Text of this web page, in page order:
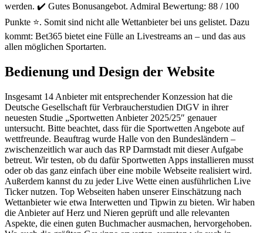
werden. ✔️ Gutes Bonusangebot. Admiral Bewertung: 88 / 100
Punkte ⭐️. Somit sind nicht alle Wettanbieter bei uns gelistet. Dazu
kommt: Bet365 bietet eine Fülle an Livestreams an – und das aus
allen möglichen Sportarten.
Bedienung und Design der Website
Insgesamt 14 Anbieter mit entsprechender Konzession hat die
Deutsche Gesellschaft für Verbraucherstudien DtGV in ihrer
neuesten Studie „Sportwetten Anbieter 2025/25″ genauer
untersucht. Bitte beachtet, dass für die Sportwetten Angebote auf
wettfreunde. Beauftrag wurde Halle von den Bundesländern –
zwischenzeitlich war auch das RP Darmstadt mit dieser Aufgabe
betreut. Wir testen, ob du dafür Sportwetten Apps installieren musst
oder ob das ganz einfach über eine mobile Webseite realisiert wird.
Außerdem kannst du zu jeder Live Wette einen ausführlichen Live
Ticker nutzen. Top Webseiten haben unserer Einschätzung nach
Wettanbieter wie etwa Interwetten und Tipwin zu bieten. Wir haben
die Anbieter auf Herz und Nieren geprüft und alle relevanten
Aspekte, die einen guten Buchmacher ausmachen, hervorgehoben.